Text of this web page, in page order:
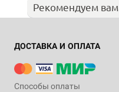
Рекомендуем вам
ДОСТАВКА И ОПЛАТА
Способы оплаты